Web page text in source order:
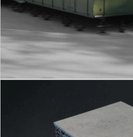
Unità di comando
metallica